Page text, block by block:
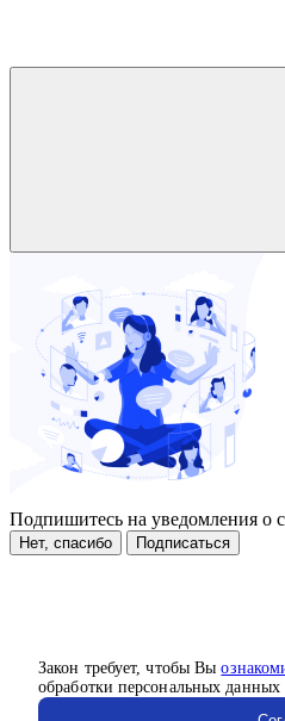
Закон требует, чтобы Вы
обработки персональных
Подпишитесь на уведомления о
Нет, спасибо Подписаться